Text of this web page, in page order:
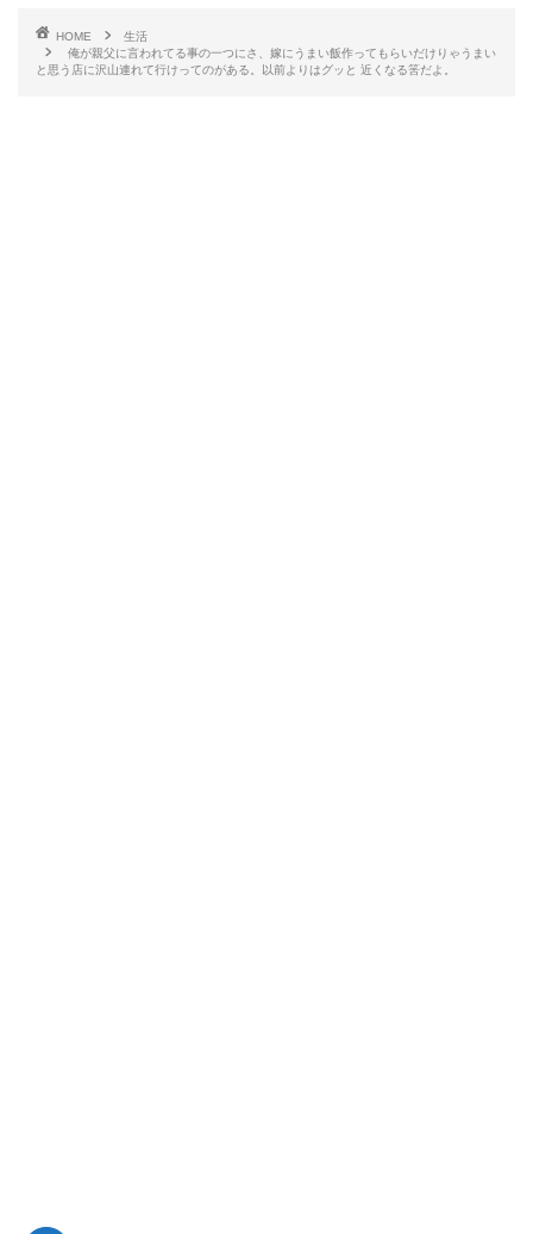
HOME
生活
俺が親父に言われてる事の一つにさ、嫁にうまい飯作ってもらいだけりゃうまい
と思う店に沢山連れて行けってのがある。以前よりはグッと 近くなる筈だよ。